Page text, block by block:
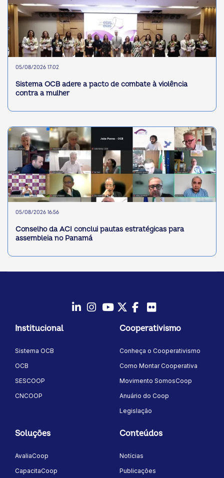
05/08/2026 17:02
Sistema OCB adere a pacto de combate à violência
contra a mulher
05/08/2026 16:56
Conselho da ACI conclui pautas estratégicas para
assembleia no Panamá
Instagram
YoutubeTwitter/X
Facebook
Institucional
Sistema OCB
OCB
SESCOOP
CNCOOP
Cooperativismo
Conheça o Cooperativismo
Como Montar Cooperativa
Movimento SomosCoop
Anuário do Coop
Legislação
Soluções
AvaliaCoop
CapacitaCoop
Conteúdos
Notícias
Publicações